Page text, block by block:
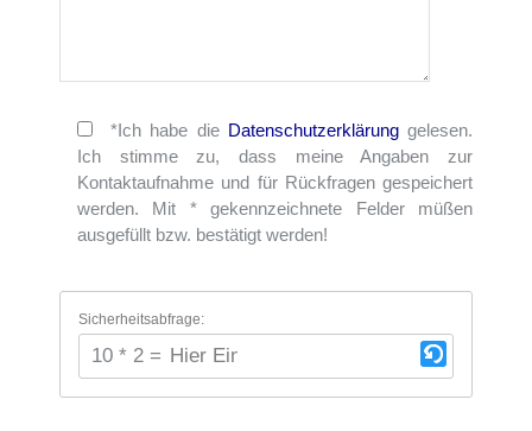
*Ich habe die Datenschutzerklärunggelesen.
Ich stimme zu, dass meine Angaben zur
Kontaktaufnahme und für Rückfragen gespeichert
werden. Mit * gekennzeichnete Felder müßen
ausgefüllt bzw. bestätigt werden!
Sicherheitsabfrage:
10 * 2 = ?